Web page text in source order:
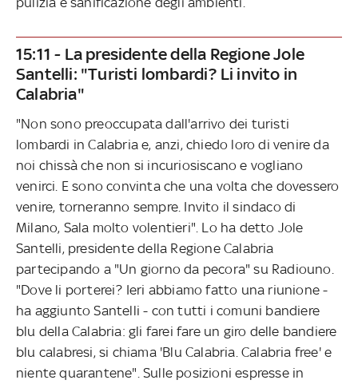
15:11 - La presidente della Regione Jole
Santelli: "Turisti lombardi? Li invito in
Calabria"
"Non sono preoccupata dall'arrivo dei turisti
lombardi in Calabria e, anzi, chiedo loro di venire da
noi chissà che non si incuriosiscano e vogliano
venirci. E sono convinta che una volta che dovessero
venire, torneranno sempre. Invito il sindaco di
Milano, Sala molto volentieri". Lo ha detto Jole
Santelli, presidente della Regione Calabria
partecipando a "Un giorno da pecora" su Radiouno.
"Dove li porterei? Ieri abbiamo fatto una riunione -
ha aggiunto Santelli - con tutti i comuni bandiere
blu della Calabria: gli farei fare un giro delle bandiere
blu calabresi, si chiama 'Blu Calabria. Calabria free' e
niente quarantene". Sulle posizioni espresse in